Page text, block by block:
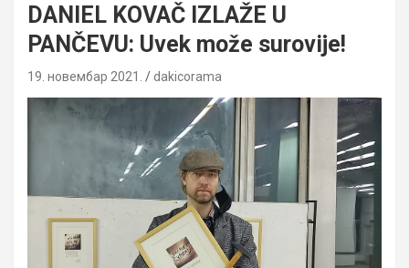
DANIEL KOVAČ IZLAŽE U
PANČEVU: Uvek može surovije!
19. новембар 2021. dakicorama